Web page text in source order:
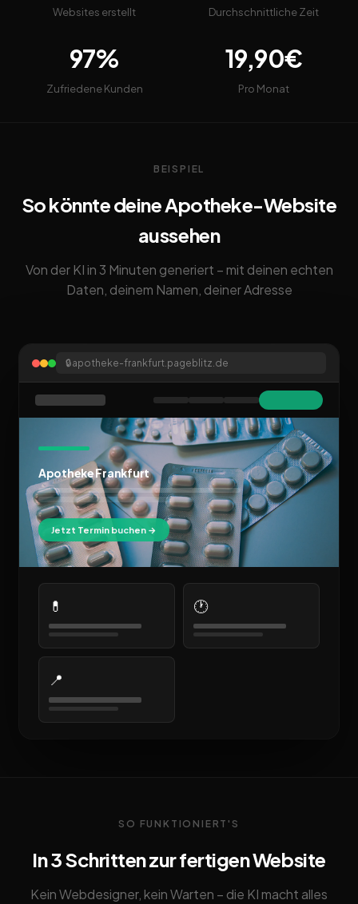
Websites erstellt Durchschnittliche Zeit
97%
Zufriedene Kunden
19,90€
Pro Monat
BEISPIEL
So könnte deine Apotheke-Website
aussehen
Von der KI in 3 Minuten generiert – mit deinen echten
Daten, deinem Namen, deiner Adresse
🔒apotheke-frankfurt.pageblitz.de
Apotheke Frankfurt
Jetzt Termin buchen →
💊 🕐
📍
SO FUNKTIONIERT'S
In 3 Schritten zur fertigen Website
Kein Webdesigner, kein Warten – die KI macht alles